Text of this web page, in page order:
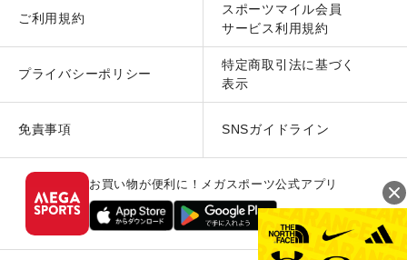
ご利用規約
スポーツマイル会員
サービス利用規約
プライバシーポリシー
特定商取引法に基づく
表示
免責事項 SNSガイドライン
お買い物が便利に！メガスポーツ公式アプリ